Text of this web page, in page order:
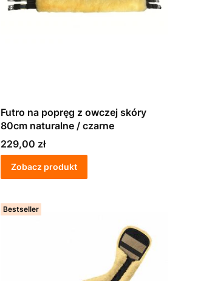
Futro na popręg z owczej skóry
80cm naturalne / czarne
Cena
229,00 zł
Zobacz produkt
Bestseller